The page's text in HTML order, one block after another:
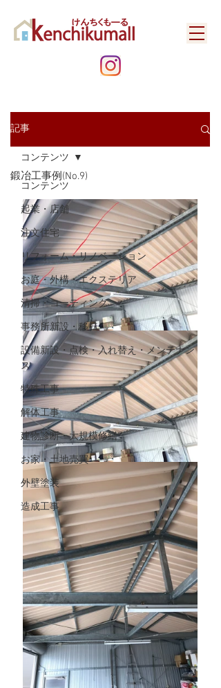
記事
コンテンツ
起業・店舗
注文住宅
リフォーム・リノベーション
お庭・外構・エクステリア
清掃・コーティング
事務所新設・移転
設備新設・点検・入れ替え・メンテナン
ス
特殊工事
解体工事
建物診断・大規模修繕
お家・土地売買
外壁塗装
造成工事
コンテンツ
鍛冶工事例(No.9)